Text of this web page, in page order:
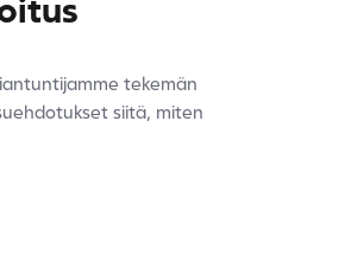
tekemän
siitä, miten